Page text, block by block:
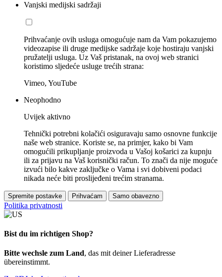
Vanjski medijski sadržaji
Prihvaćanje ovih usluga omogućuje nam da Vam pokazujemo
videozapise ili druge medijske sadržaje koje hostiraju vanjski
pružatelji usluga. Uz Vaš pristanak, na ovoj web stranici
koristimo sljedeće usluge trećih strana:
Vimeo, YouTube
Neophodno
Uvijek aktivno
Tehnički potrebni kolačići osiguravaju samo osnovne funkcije
naše web stranice. Koriste se, na primjer, kako bi Vam
omogućili prikupljanje proizvoda u Vašoj košarici za kupnju
ili za prijavu na Vaš korisnički račun. To znači da nije moguće
izvući bilo kakve zaključke o Vama i svi dobiveni podaci
nikada neće biti proslijeđeni trećim stranama.
Spremite postavke Prihvaćam Samo obavezno
Politika privatnosti
Bist du im richtigen Shop?
Bitte wechsle zum Land, das mit deiner Lieferadresse
übereinstimmt.